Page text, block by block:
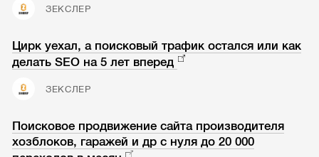
ЗЕКСЛЕР
Цирк уехал, а поисковый трафик остался или как
делать SEO на 5 лет вперед
ЗЕКСЛЕР
Поисковое продвижение сайта производителя
хозблоков, гаражей и др с нуля до 20 000